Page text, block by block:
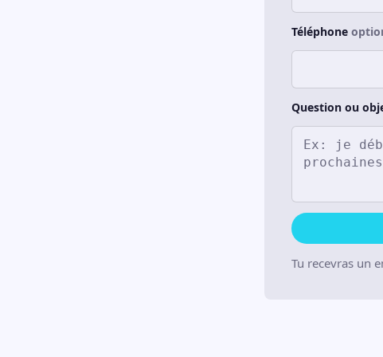
Téléphone
Question ou
Tu recevras un